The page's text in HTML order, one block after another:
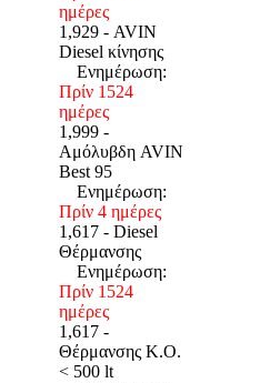
ημέρες
1,929 - AVIN
Diesel κίνησης
Ενημέρωση:
Πρίν 1524
ημέρες
1,999 -
Αμόλυβδη AVIN
Best 95
Ενημέρωση:
Πρίν 4 ημέρες
1,617 - Diesel
Θέρμανσης
Ενημέρωση:
Πρίν 1524
ημέρες
1,617 -
Θέρμανσης K.O.
< 500 lt